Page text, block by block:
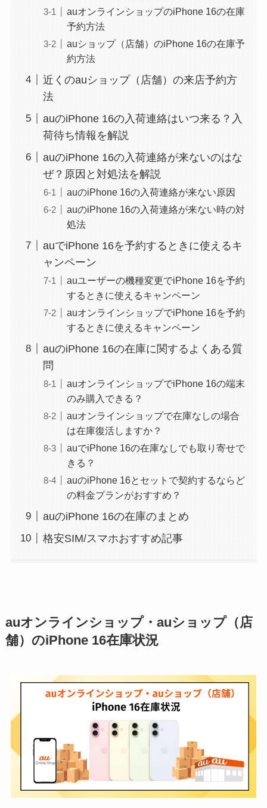
auオンラインショップのiPhone 16の在庫
予約方法
auショップ（店舗）のiPhone 16の在庫予
約方法
近くのauショップ（店舗）の来店予約方
法
auのiPhone 16の入荷連絡はいつ来る？入
荷待ち情報を解説
auのiPhone 16の入荷連絡が来ないのはな
ぜ？原因と対処法を解説
auのiPhone 16の入荷連絡が来ない原因
auのiPhone 16の入荷連絡が来ない時の対
処法
auでiPhone 16を予約するときに使えるキ
ャンペーン
auユーザーの機種変更でiPhone 16を予約
するときに使えるキャンペーン
auオンラインショップでiPhone 16を予約
するときに使えるキャンペーン
auのiPhone 16の在庫に関するよくある質
問
auオンラインショップでiPhone 16の端末
のみ購入できる？
auオンラインショップで在庫なしの場合
は在庫復活しますか？
auでiPhone 16の在庫なしでも取り寄せで
きる？
auのiPhone 16とセットで契約するならど
の料金プランがおすすめ？
auのiPhone 16の在庫のまとめ
格安SIM/スマホおすすめ記事
auオンラインショップ・auショップ（店
舗）のiPhone 16在庫状況